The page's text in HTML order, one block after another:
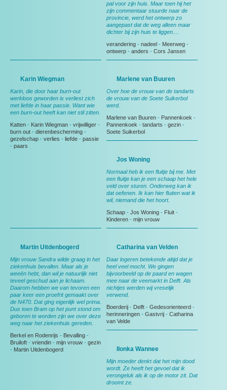
pal voor zijn huis. Maar toen hij het
zijn commentaar stuurde naar de
provincie, werd het ontwerp zo
aangepast dat de weg alleen maar
dichter bij zijn huis te liggen....
verandering - nadeel - Meerweg -
ontwerp - anders - Cors Jansen
Karin Wiegman
Karin, die door haar burn-out
werkloos geworden is verliest zich
met liefde in haar passie. Want wie
een burn-out heeft kan niet stil zitten.
Katten - Karin Wiegman - vrijwilliger -
burn out - dierenbescherming -
gezelschap - verlies - liefde - passie
- paars
Marlene van Buuren
Over hoe de vrouw van de tandarts
de vrouw van de Soete Suikerbol
werd.
Marlene van Buuren - Pannenkoek -
Pannenkoek - tandarts - gezin -
Soete Suikerbol
Jos Woning
Normaal heb ik een fluitje bij me. Met
een fluitje kan je een schaap het hele
veld over sturen. Onderweg kan ik
dat oefenen. Ik kan hier fluiten wat ik
wil, niemand die het hoort.
Schaap - Jos Woning - Fluit -
Kinderen - mijn vrouw
Martin Uitdenbogerd
Mijn vrouw Sandra wilde graag in het
ziekenhuis bevallen. Maar als je
weeën hebt, dan wil je natuurlijk niet
teveel geschud aan je lichaam.
Daarom hebben we van tevoren een
paar keer een proefrit gemaakt over
de N470. Dat ging eigenlijk wel prima.
Dus toen Bram op het punt stond om
geboren te worden zijn we over deze
weg naar het ziekenhuis gereden.
Berkel en Rodenrijs - Bevalling -
Bruiloft - vriendin - mijn vrouw - gezin
- Martin Uitdenbogerd
Catharina van Velden
Daar logeren betekende altijd dat je
heel veel mocht. We gingen
bijvoorbeeld op de paard en wagen
mee naar de veemarkt in Delft. Als
nichtjes werden wij vreselijk
verwend.
Boerderij - Delft - Gedesorienteerd -
herinneringen - Gastvrij - Catharina
van Velde
Ilonka Wannee
Mijn moeder denkt dat het mijn dood
wordt. Ze heeft het gevoel dat ik
verongeluk als ik op de motor zit. Dat
droomt ze.